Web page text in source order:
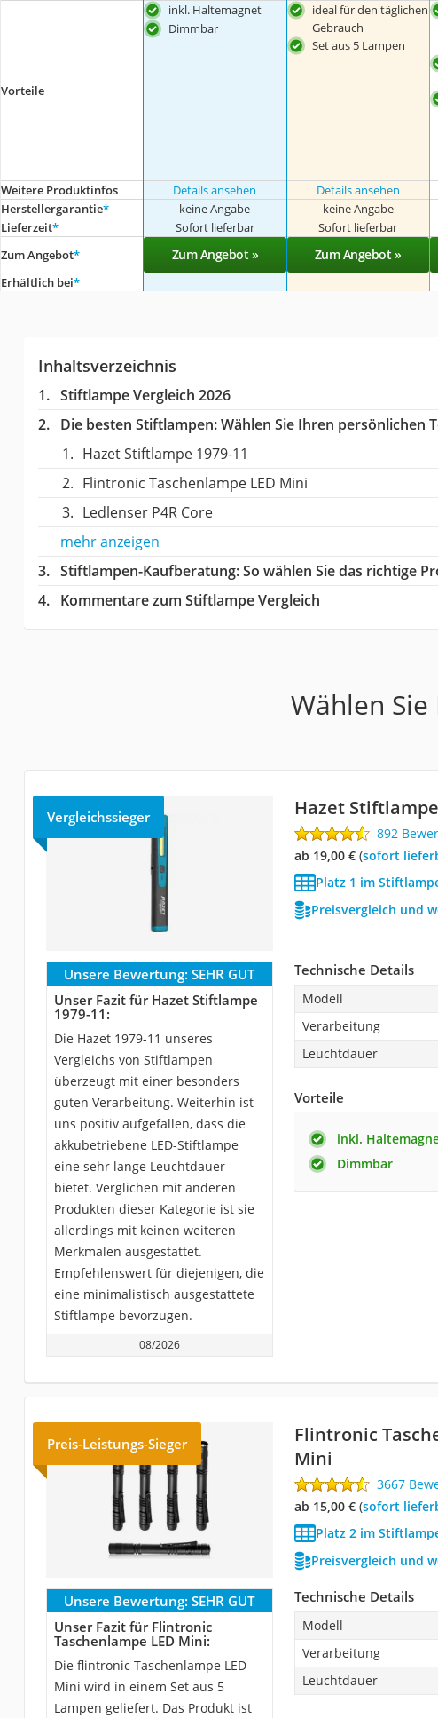
Vorteile
inkl. Haltemagnet
Dimmbar
ideal für den täglichen
Gebrauch
Set aus 5 Lampen
Weitere Produktinfos
Details ansehen Details ansehen
Herstellergarantie* keine Angabe keine Angabe
Lieferzeit* Sofort lieferbar Sofort lieferbar
Zum Angebot* Zum Angebot » Zum Angebot »
Erhältlich bei*
Inhaltsverzeichnis
Stiftlampe Vergleich 2026
Die besten Stiftlampen:Wählen Sie Ihren persönlichen
Hazet Stiftlampe 1979-11
Flintronic Taschenlampe LED Mini
Ledlenser P4R Core
mehr anzeigen
Stiftlampen-Kaufberatung: So wählen Sie das richtige
Kommentare zum Stiftlampe Vergleich
Wählen
Vergleichssieger Hazet Stiftlampe
892
ab 19,00 €( Sofort
Platz 1 im
Preisvergleich und
Unsere Bewertung: SEHR GUT
Unser Fazit für Hazet Stiftlampe
1979-11:
Die Hazet 1979-11 unseres
Vergleichs von Stiftlampen
überzeugt mit einer besonders
guten Verarbeitung. Weiterhin ist
uns positiv aufgefallen, dass die
akkubetriebene LED-Stiftlampe
eine sehr lange Leuchtdauer
bietet. Verglichen mit anderen
Produkten dieser Kategorie ist sie
allerdings mit keinen weiteren
Merkmalen ausgestattet.
Empfehlenswert für diejenigen, die
eine minimalistisch ausgestattete
Stiftlampe bevorzugen.
08/2026
Technische Details
Modell
Verarbeitung
Leuchtdauer
Vorteile
inkl.
Dimmbar
Preis-Leistungs-Sieger
Flintronic
Mini
3667
ab 15,00 €( Sofort
Platz 2 im
Preisvergleich und
Unsere Bewertung: SEHR GUT
Unser Fazit für Flintronic
Taschenlampe LED Mini:
Die flintronic Taschenlampe LED
Mini wird in einem Set aus 5
Lampen geliefert. Das Produkt ist
Technische Details
Modell
Verarbeitung
Leuchtdauer